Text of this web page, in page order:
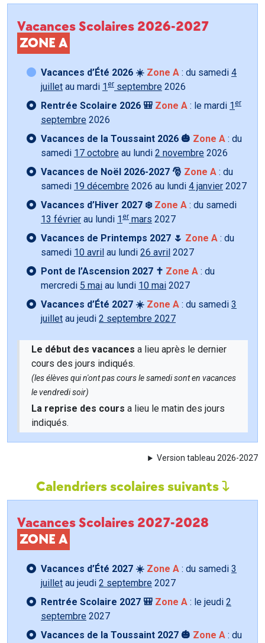
Vacances Scolaires 2026-2027
ZONE A
Vacances d’Été 2026 ☀️ Zone A : du samedi 4
juillet au mardi 1 er septembre 2026
Rentrée Scolaire 2026 🎒 Zone A : le mardi 1 er
septembre 2026
Vacances de la Toussaint 2026 🎃 Zone A : du
samedi 17 octobre au lundi 2 novembre 2026
Vacances de Noël 2026-2027 🎅 Zone A : du
samedi 19 décembre 2026 au lundi 4 janvier 2027
Vacances d’Hiver 2027 ❄️ Zone A : du samedi
13 février au lundi 1 er mars 2027
Vacances de Printemps 2027 🌷 Zone A : du
samedi 10 avril au lundi 26 avril 2027
Pont de l’Ascension 2027 ✝️ Zone A : du
mercredi 5 mai au lundi 10 mai 2027
Vacances d’Été 2027 ☀️ Zone A : du samedi 3
juillet au jeudi 2 septembre 2027
Le début des vacances a lieu après le dernier
cours des jours indiqués.
(les élèves qui n'ont pas cours le samedi sont en vacances
le vendredi soir)
La reprise des cours a lieu le matin des jours
indiqués.
Version tableau 2026-2027
Calendriers scolaires suivants
Vacances Scolaires 2027-2028
ZONE A
Vacances d’Été 2027 ☀️ Zone A : du samedi 3
juillet au jeudi 2 septembre 2027
Rentrée Scolaire 2027 🎒 Zone A : le jeudi 2
septembre 2027
Vacances de la Toussaint 2027 🎃 Zone A : du